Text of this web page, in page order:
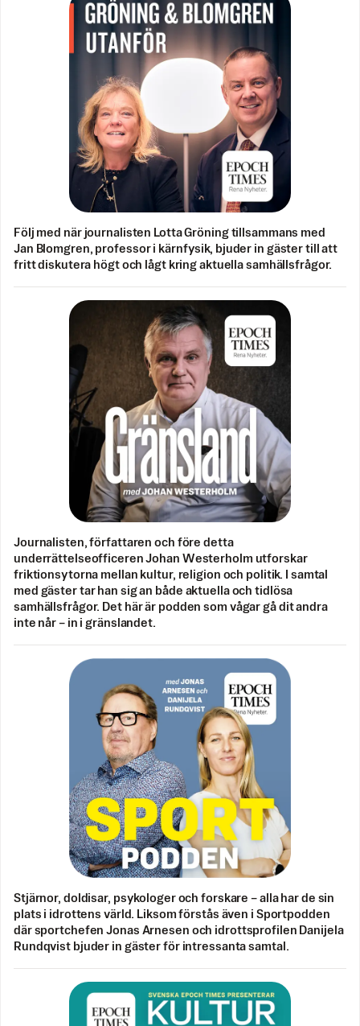
Följ med när journalisten Lotta Gröning tillsammans med
Jan Blomgren, professor i kärnfysik, bjuder in gäster till att
fritt diskutera högt och lågt kring aktuella samhällsfrågor.
Journalisten, författaren och före detta
underrättelseofficeren Johan Westerholm utforskar
friktionsytorna mellan kultur, religion och politik. I samtal
med gäster tar han sig an både aktuella och tidlösa
samhällsfrågor. Det här är podden som vågar gå dit andra
inte når – in i gränslandet.
Stjärnor, doldisar, psykologer och forskare – alla har de sin
plats i idrottens värld. Liksom förstås även i Sportpodden
där sportchefen Jonas Arnesen och idrottsprofilen Danijela
Rundqvist bjuder in gäster för intressanta samtal.